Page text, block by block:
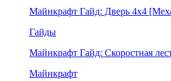
Майнкрафт Гайд: Дверь 4х4
Гайды
Майнкрафт Гайд: Скоростная
Майнкрафт